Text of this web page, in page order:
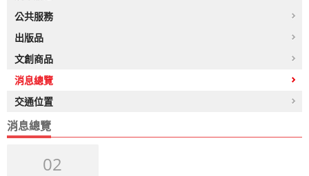
公共服務
出版品
文創商品
消息總覽
交通位置
消息總覽
02